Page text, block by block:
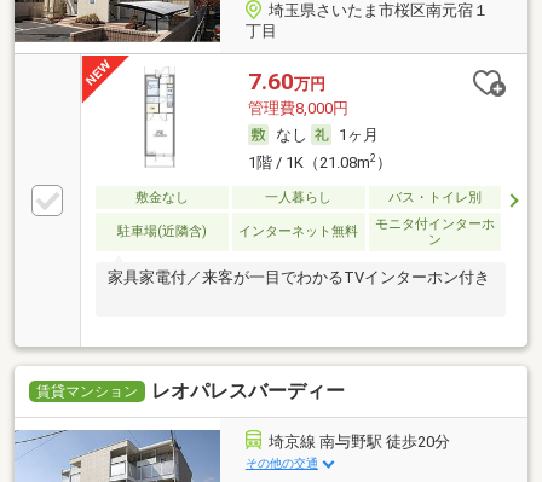
埼玉県さいたま市桜区南元宿１
丁目
7.60万円
管理費8,000円
なし
1ヶ月
1階 / 1K（21.08m2）
敷金なし 一人暮らし バス・トイレ別
駐車場(近隣含) インターネット無料
モニタ付インターホ
ン
家具家電付／来客が一目でわかるTVインターホン付き
賃貸マンション レオパレスバーディー
埼京線 南与野駅 徒歩20分
その他の交通